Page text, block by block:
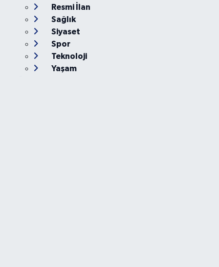
Resmi İlan
Sağlık
Siyaset
Spor
Teknoloji
Yaşam